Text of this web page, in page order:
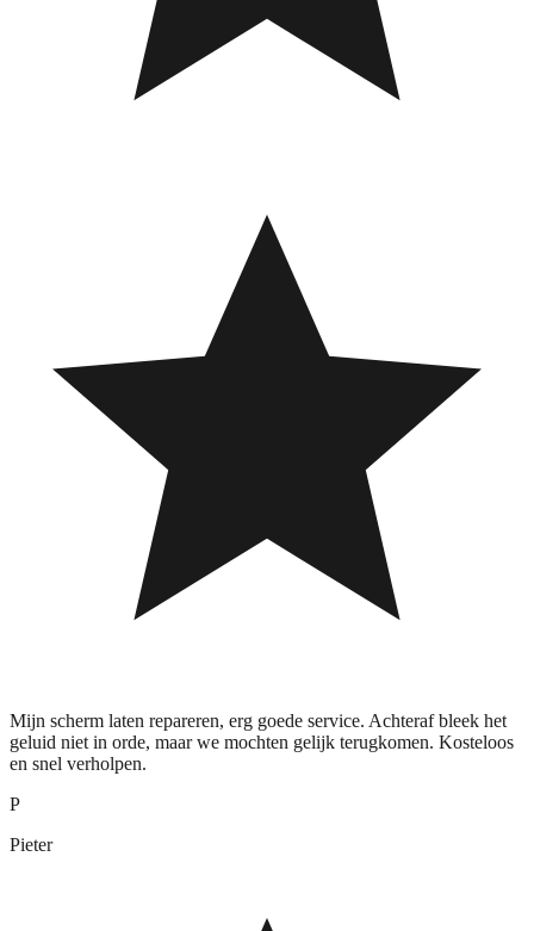
Mijn scherm laten repareren, erg goede service. Achteraf bleek het
geluid niet in orde, maar we mochten gelijk terugkomen. Kosteloos
en snel verholpen.
P
Pieter